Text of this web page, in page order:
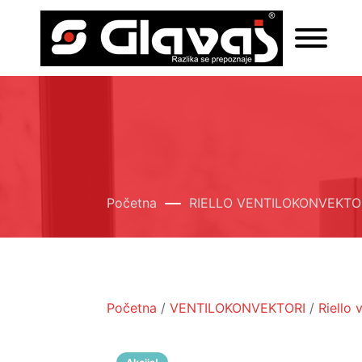
Početna RIELLO
Početna / VENTILOKONVEKTORI / Riello